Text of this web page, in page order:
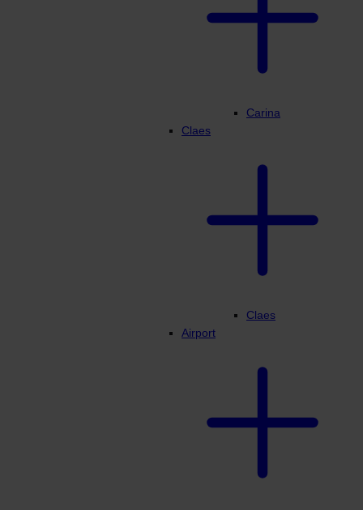
Carina
Claes
Claes
Airport